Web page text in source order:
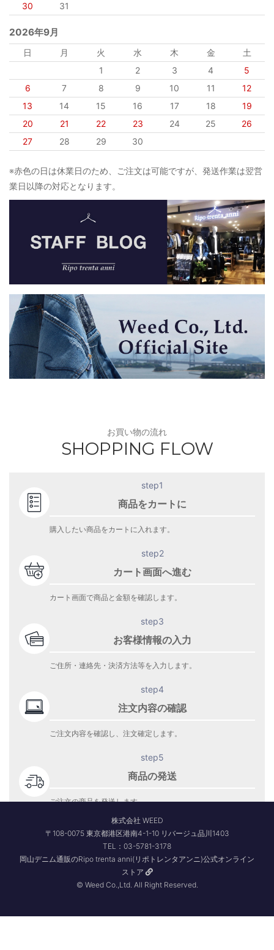
30
31
2026年9月
日 月 火 水 木 金
土
1
2 3 4
5
6
7 8 9 10 11
12
13
14 15 16 17 18
19
20
21 22 23 24 25
26
27
28 29 30
※赤色の日は休業日のため、ご注文は可能ですが、発送作業は翌営
業日以降の対応となります。
お買い物の流れ
SHOPPING FLOW
step1
商品をカートに
購入したい商品をカートに入れます。
step2
カート画面へ進む
カート画面で商品と金額を確認します。
step3
お客様情報の入力
ご住所・連絡先・決済方法等を入力します。
step4
注文内容の確認
ご注文内容を確認し、注文確定します。
step5
商品の発送
ご注文の商品を発送します。
株式会社 WEED
〒108-0075 東京都港区港南4-1-10 リバージュ品川1403
TEL：03-5781-3178
岡山デニム通販のRipo trenta anni(リポトレンタアンニ)公式オンライン
ストア
© Weed Co.,Ltd. All Right Reserved.